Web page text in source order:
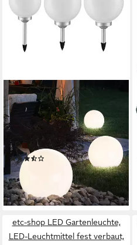
ETC-SHOP
LED Kugelleuchte, LED-
Leuchtmittel fest verbaut,
Warmweiß, 3er Set LED
Außen Solar Kugel Leuchten
Garten Beleuchtung Rasen-
52,95 €
lieferbar - in 3-4 Werktagen bei dir
etc-shop LED Gartenleuchte,
LED-Leuchtmittel fest verbaut,